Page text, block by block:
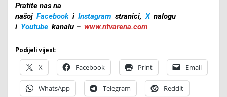
Pratite nas na
našoj Facebook i Instagram stranici, X nalogu
i Youtube kanalu – www.ntvarena.com
Podijeli vijest:
X Facebook Print Email
WhatsApp Telegram Reddit